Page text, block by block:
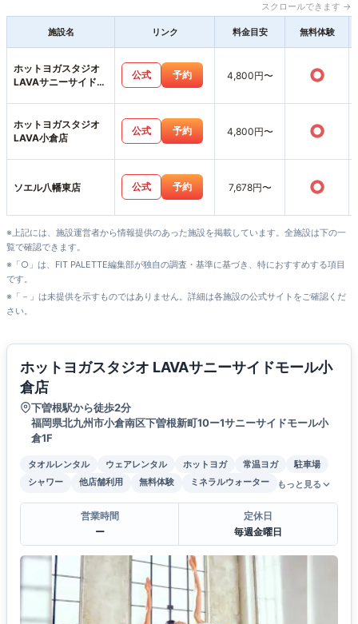
スクロールできます →
施設名 リンク 料金目安 無料体験
ホットヨガスタジオ
LAVAサニーサイドモ
公式 予約 4,800円〜 ○
ホットヨガスタジオ
LAVA小倉店
公式 予約 4,800円〜 ○
ソエル八幡東店 公式 予約 7,678円〜 ○
※上記には、施設運営者から情報提供のあった施設を掲載しています。全施設は下の一
覧で確認できます。
※「○」は、FIT PALETTE編集部が独自の調査・基準に基づき、特におすすめする項目
です。
※「－」は未提供を示すものではありません。詳細は各施設の公式サイトをご確認くだ
さい。
ホットヨガスタジオ LAVAサニーサイドモール小
倉店
下曽根駅から徒歩2分
福岡県北九州市小倉南区下曽根新町10ー1サニーサイドモール小
倉1F
タオルレンタル ウェアレンタル ホットヨガ 常温ヨガ
駐車場
シャワー
他店舗利用 無料体験 ミネラルウォーター もっと見る
営業時間
ー
定休日
毎週金曜日